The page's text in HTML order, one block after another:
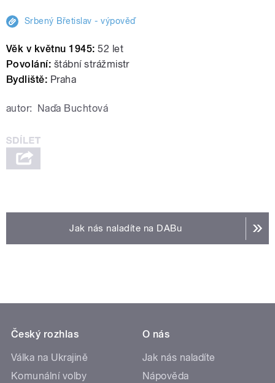
Srbený Břetislav - výpověď
Věk v květnu 1945:52 let
Povolání: štábní strážmistr
Bydliště: Praha
autor: Naďa Buchtová
Jak nás naladíte na DABu
Český rozhlas
Válka na Ukrajině
Komunální volby
O nás
Jak nás naladíte
Nápověda